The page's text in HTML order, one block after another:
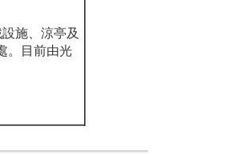
施、涼亭及
。目前由光